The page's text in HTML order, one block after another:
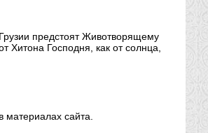
предстоят Животворящему
Господня, как от солнца,
сайта.